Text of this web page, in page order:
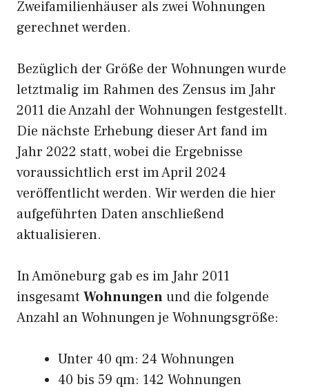
Zweifamilienhäuser als zwei Wohnungen
gerechnet werden.
Bezüglich der Größe der Wohnungen wurde
letztmalig im Rahmen des Zensus im Jahr
2011 die Anzahl der Wohnungen festgestellt.
Die nächste Erhebung dieser Art fand im
Jahr 2022 statt, wobei die Ergebnisse
voraussichtlich erst im April 2024
veröffentlicht werden. Wir werden die hier
aufgeführten Daten anschließend
aktualisieren.
In Amöneburg gab es im Jahr 2011
insgesamt Wohnungenund die folgende
Anzahl an Wohnungen je Wohnungsgröße:
Unter 40 qm: 24 Wohnungen
40 bis 59 qm: 142 Wohnungen